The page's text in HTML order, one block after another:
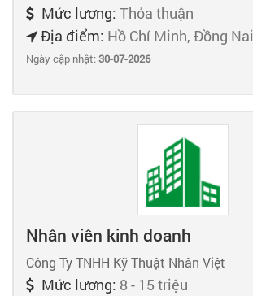
Mức lương: Thỏa thuận
Địa điểm: Hồ Chí Minh, Đồng Nai
Ngày cập nhật:30-07-2026
Nhân viên kinh doanh
Công Ty TNHH Kỹ Thuật Nhân Việt
Mức lương: 8 - 15 triệu